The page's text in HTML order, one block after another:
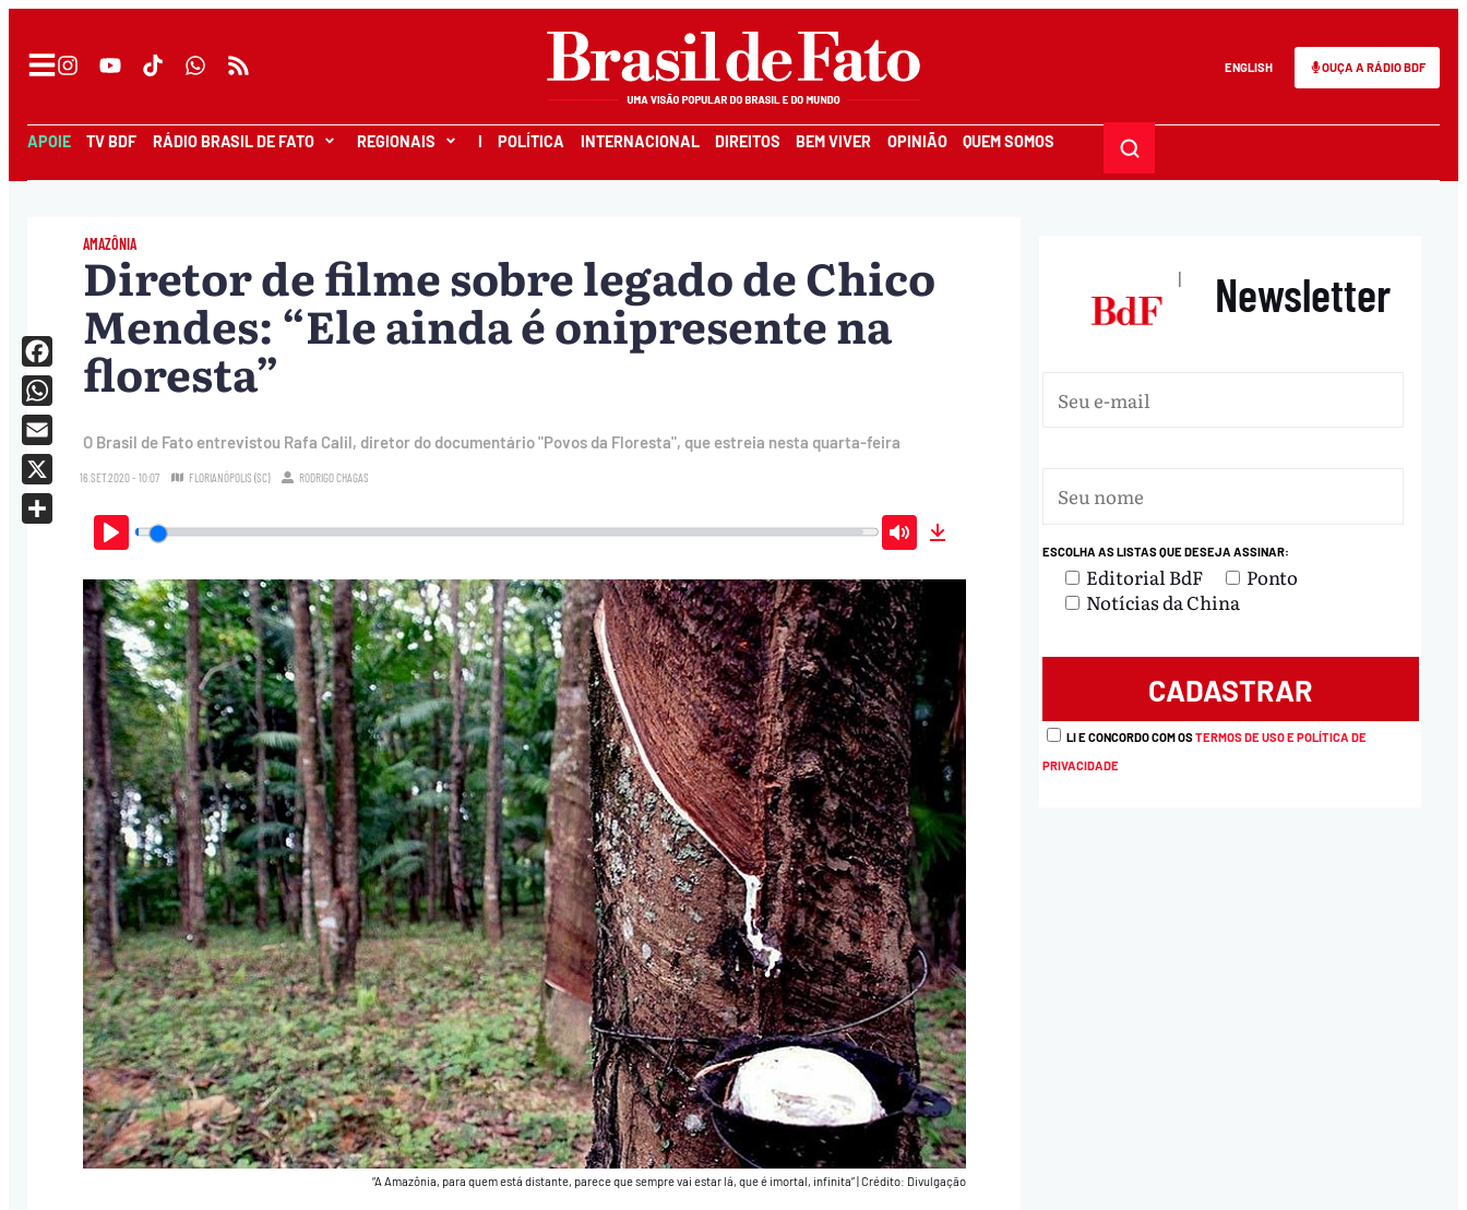
ENGLISH OUÇA A RÁDIO BDF
APOIE TV BDF RÁDIO BRASIL DE FATO REGIONAIS I POLÍTICA INTERNACIONAL DIREITOS BEM VIVER OPINIÃO QUEM SOMOS
AMAZÔNIA
Diretor de filme sobre legado de Chico
Mendes: “Ele ainda é onipresente na
floresta”
O Brasil de Fato entrevistou Rafa Calil, diretor do documentário "Povos da Floresta", que estreia nesta quarta-feira
16.SET.2020 - 10:07 FLORIANÓPOLIS (SC) RODRIGO CHAGAS
Play Mute
“A Amazônia, para quem está distante, parece que sempre vai estar lá, que é imortal, infinita”|Crédito: Divulgação
Facebook
WhatsApp
Email
X
| Newsletter
ESCOLHA AS LISTAS QUE DESEJA ASSINAR:
Editorial BdF
Ponto
Notícias da China
LI E CONCORDO COM OSTERMOS DE USO E POLÍTICA DE
PRIVACIDADE